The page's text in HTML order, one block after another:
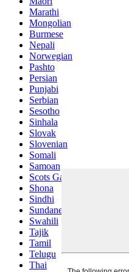
Marathi
Mongolian
Burmese
Nepali
Norwegian
Pashto
Persian
Punjabi
Serbian
Sesotho
Sinhala
Slovak
Slovenian
Somali
Samoan
Scots Gaelic
Shona
Sindhi
Sundanese
Swahili
Tajik
Tamil
Telugu
Thai